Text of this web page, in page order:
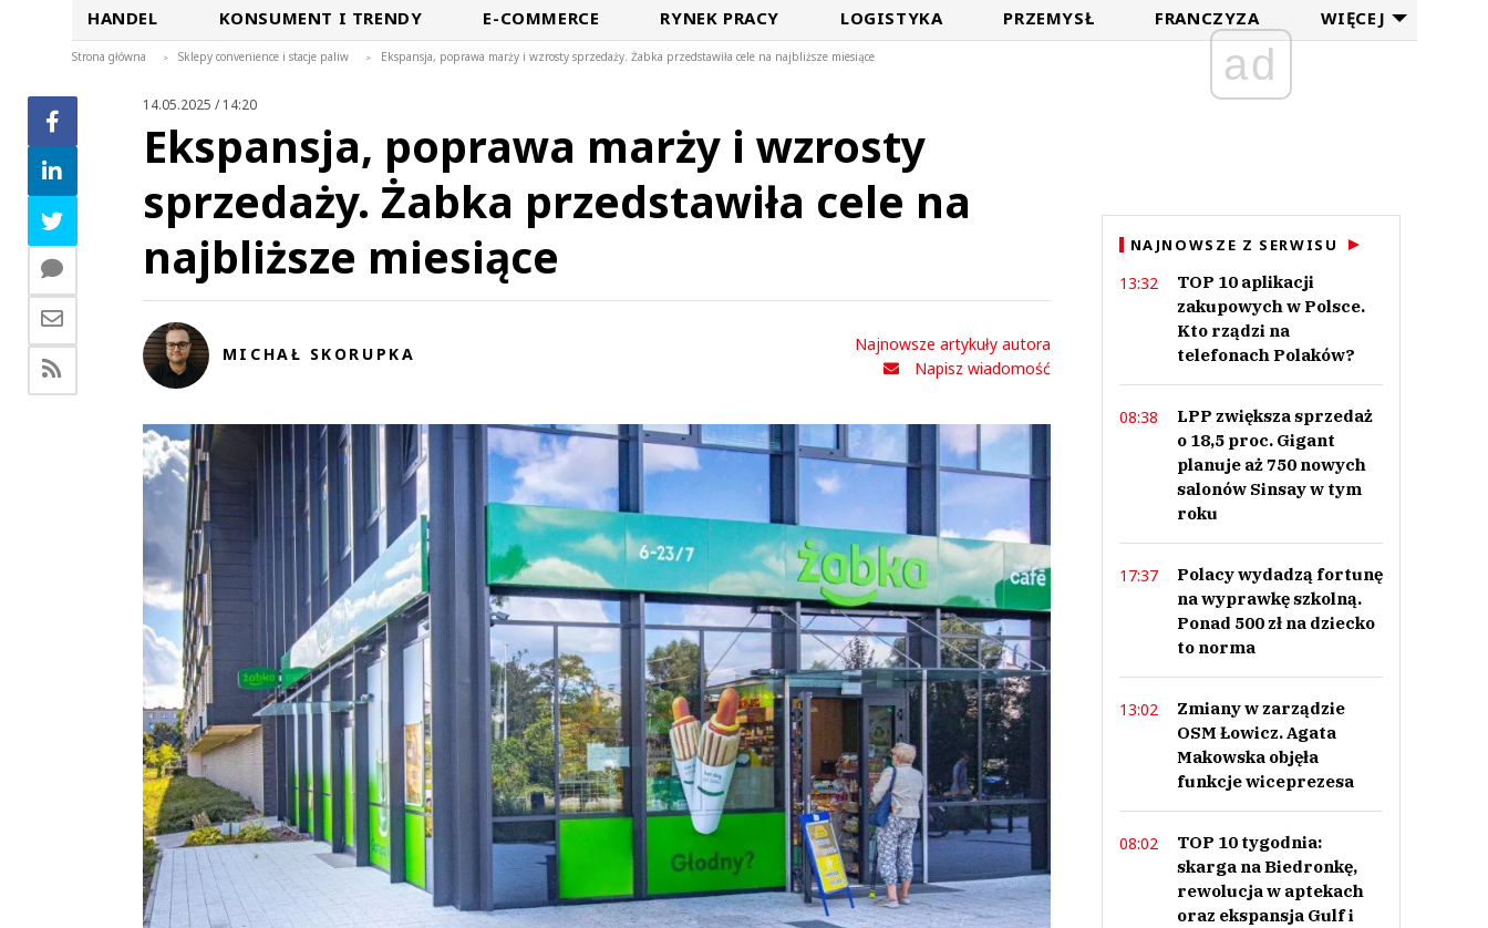
HANDEL KONSUMENT I TRENDY E-COMMERCE RYNEK PRACY LOGISTYKA PRZEMYSŁ FRANCZYZA WIĘCEJ
Strona główna > Sklepy convenience i stacje paliw > Ekspansja, poprawa marży i wzrosty sprzedaży. Żabka przedstawiła cele na najbliższe miesiące
14.05.2025 / 14:20
Ekspansja, poprawa marży i wzrosty
sprzedaży. Żabka przedstawiła cele na
najbliższe miesiące
MICHAŁ SKORUPKA
Najnowsze artykuły autora
Napisz wiadomość
ad
NAJNOWSZE Z SERWISU
13:32
TOP 10 aplikacji
zakupowych w Polsce.
Kto rządzi na
telefonach Polaków?
08:38
LPP zwiększa sprzedaż
o 18,5 proc. Gigant
planuje aż 750 nowych
salonów Sinsay w tym
roku
17:37
Polacy wydadzą fortunę
na wyprawkę szkolną.
Ponad 500 zł na dziecko
to norma
13:02
Zmiany w zarządzie
OSM Łowicz. Agata
Makowska objęła
funkcje wiceprezesa
08:02
TOP 10 tygodnia:
skarga na Biedronkę,
rewolucja w aptekach
oraz ekspansja Gulf i